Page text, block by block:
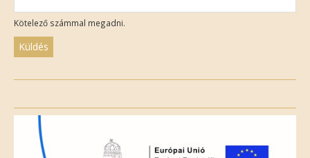
Kötelező számmal megadni.
field
empty.